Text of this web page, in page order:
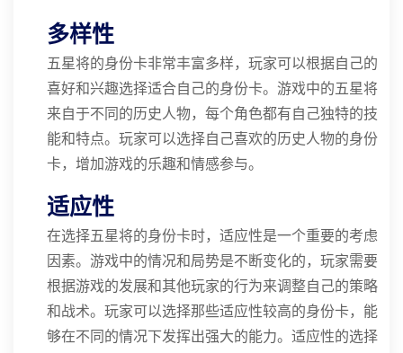
多样性
五星将的身份卡非常丰富多样，玩家可以根据自己的
喜好和兴趣选择适合自己的身份卡。游戏中的五星将
来自于不同的历史人物，每个角色都有自己独特的技
能和特点。玩家可以选择自己喜欢的历史人物的身份
卡，增加游戏的乐趣和情感参与。
适应性
在选择五星将的身份卡时，适应性是一个重要的考虑
因素。游戏中的情况和局势是不断变化的，玩家需要
根据游戏的发展和其他玩家的行为来调整自己的策略
和战术。玩家可以选择那些适应性较高的身份卡，能
够在不同的情况下发挥出强大的能力。适应性的选择